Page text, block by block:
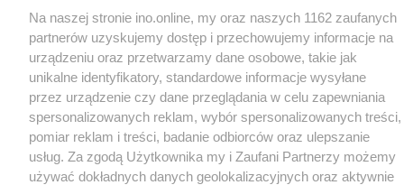
Na naszej stronie ino.online, my oraz naszych 1162 zaufanych
partnerów uzyskujemy dostęp i przechowujemy informacje na
urządzeniu oraz przetwarzamy dane osobowe, takie jak
unikalne identyfikatory, standardowe informacje wysyłane
przez urządzenie czy dane przeglądania w celu zapewniania
spersonalizowanych reklam, wybór spersonalizowanych treści,
pomiar reklam i treści, badanie odbiorców oraz ulepszanie
usług. Za zgodą Użytkownika my i Zaufani Partnerzy możemy
używać dokładnych danych geolokalizacyjnych oraz aktywnie